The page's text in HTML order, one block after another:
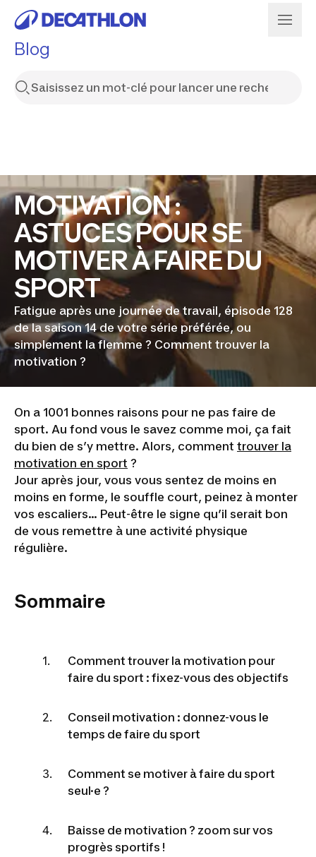
Blog
MOTIVATION :
ASTUCES POUR SE
MOTIVER À FAIRE DU
SPORT
Fatigue après une journée de travail, épisode 128
de la saison 14 de votre série préférée, ou
simplement la flemme ? Comment trouver la
motivation ?
On a 1001 bonnes raisons pour ne pas faire de
sport. Au fond vous le savez comme moi, ça fait
du bien de s’y mettre. Alors, comment trouver la
motivation en sport ?
Jour après jour, vous vous sentez de moins en
moins en forme, le souffle court, peinez à monter
vos escaliers… Peut-être le signe qu’il serait bon
de vous remettre à une activité physique
régulière.
Sommaire
Comment trouver la motivation pour
faire du sport : fixez-vous des objectifs
Conseil motivation : donnez-vous le
temps de faire du sport
Comment se motiver à faire du sport
seul·e ?
Baisse de motivation ? zoom sur vos
progrès sportifs !